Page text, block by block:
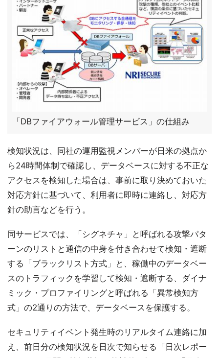
「DBファイアウォール管理サービス」の仕組み
検知状況は、同社の運用監視メンバーが日米の拠点か
ら24時間体制で確認し、データベースに対する不正な
アクセスを検知した場合は、事前に取り決めておいた
対応方針に基づいて、利用者に即時に連絡し、対応方
針の助言などを行う。
同サービスでは、「シグネチャ」と呼ばれる攻撃パタ
ーンのリストと通信の中身を付き合わせて検知・遮断
する「ブラックリスト方式」と、稼働中のデータベー
スのトラフィックを学習して検知・遮断する、ダイナ
ミック・プロファイリングと呼ばれる「異常検知方
式」の2通りの方法で、データベースを保護する。
セキュリティイベント発生時のリアルタイム連絡に加
え、前日分の検知状況を日次で知らせる「日次レポー